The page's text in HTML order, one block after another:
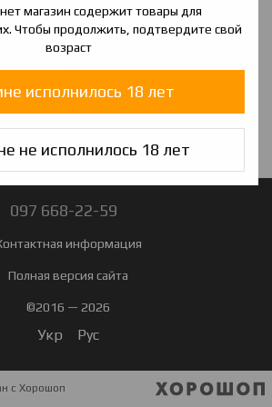
магазин содержит товары для
Чтобы продолжить, подтвердите свой
возраст
исполнилось 18 лет
не исполнилось 18 лет
750 грн
097 668-22-59
информация
Полная версия сайта
©2016 — 2026
Укр Рус
с Хорошоп